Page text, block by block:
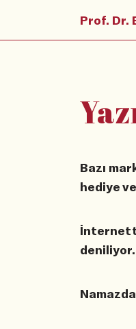
Prof. Dr.
Bazı
hediye